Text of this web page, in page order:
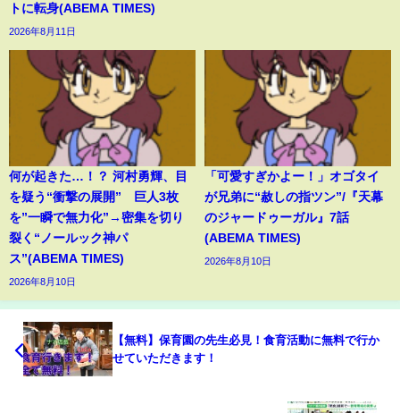
トに転身(ABEMA TIMES)
2026年8月11日
何が起きた…！？ 河村勇輝、目
を疑う“衝撃の展開” 巨人3枚
を”一瞬で無力化”→密集を切り
裂く“ノールック神パ
ス”(ABEMA TIMES)
2026年8月10日
「可愛すぎかよー！」オゴタイ
が兄弟に“赦しの指ツン”/『天幕
のジャードゥーガル』7話
(ABEMA TIMES)
2026年8月10日
【無料】保育園の先生必見！食育活動に無料で行か
せていただきます！